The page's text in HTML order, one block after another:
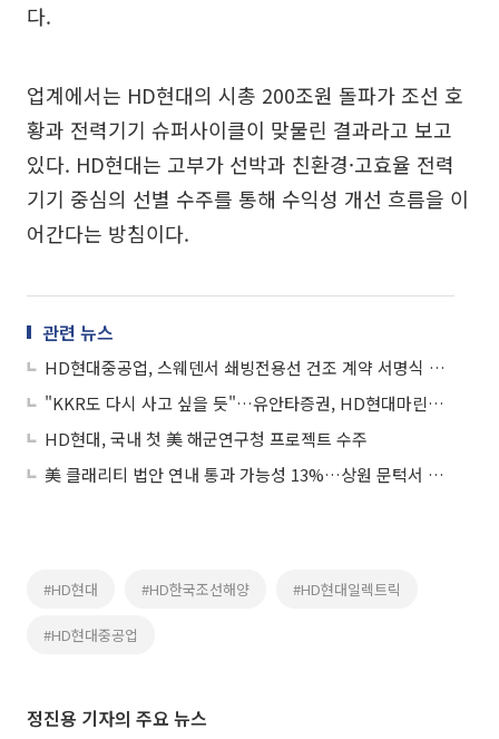
다.
업계에서는 HD현대의 시총 200조원 돌파가 조선 호
황과 전력기기 슈퍼사이클이 맞물린 결과라고 보고
있다. HD현대는 고부가 선박과 친환경·고효율 전력
기기 중심의 선별 수주를 통해 수익성 개선 흐름을 이
어간다는 방침이다.
관련 뉴스
HD현대중공업, 스웨덴서 쇄빙전용선 건조 계약 서명식 개최
"KKR도 다시 사고 싶을 듯"…유안타증권, HD현대마린솔루션 목표가 60%↑
HD현대, 국내 첫 美 해군연구청 프로젝트 수주
美 클래리티 법안 연내 통과 가능성 13%…상원 문턱서 제동
#HD현대 #HD한국조선해양 #HD현대일렉트릭
#HD현대중공업
정진용 기자의 주요 뉴스